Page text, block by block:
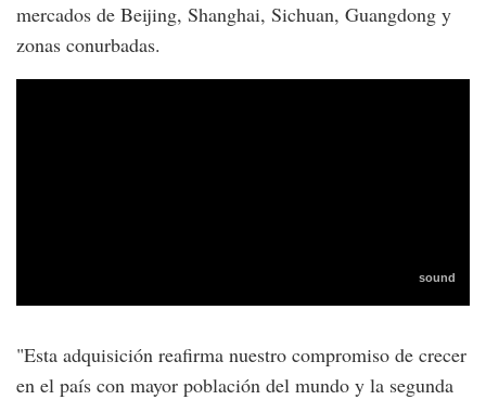
mercados de Beijing, Shanghai, Sichuan, Guangdong y
zonas conurbadas.
"Esta adquisición reafirma nuestro compromiso de crecer
en el país con mayor población del mundo y la segunda